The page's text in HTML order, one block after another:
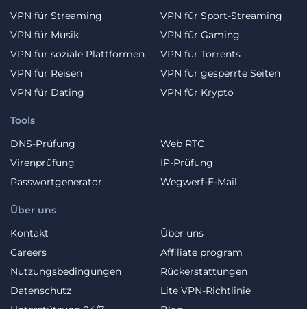
VPN für Streaming
VPN für Sport-Streaming
VPN für Musik
VPN für Gaming
VPN für soziale Plattformen
VPN für Torrents
VPN für Reisen
VPN für gesperrte Seiten
VPN für Dating
VPN für Krypto
Über uns
Kontakt
Über uns
Careers
Affiliate program
Nutzungsbedingungen
Rückerstattungen
Datenschutz
Lite VPN-Richtlinie
Tools
DNS-Prüfung
Web RTC
Virenprüfung
IP-Prüfung
Passwortgenerator
Wegwerf-E-Mail